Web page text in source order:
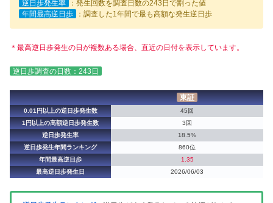
逆日歩発生率
：発生回数を調査日数の243日で割った値
年間最高逆日歩
：調査した1年間で最も高額な発生逆日歩
＊最高逆日歩発生の日が複数ある場合、直近の日付を表示しています。
逆日歩調査の日数：243日
東証
0.01円以上の逆日歩発生数
45回
1円以上の高額逆日歩発生数
3回
逆日歩発生率
18.5%
逆日歩発生年間ランキング
860位
年間最高逆日歩
1.35
最高逆日歩発生日
2026/06/03